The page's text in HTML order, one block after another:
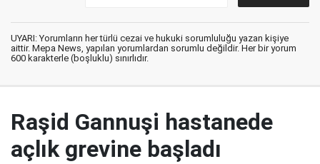
UYARI: Yorumların her türlü cezai ve hukuki sorumluluğu yazan kişiye
aittir. Mepa News, yapılan yorumlardan sorumlu değildir. Her bir yorum
600 karakterle (boşluklu) sınırlıdır.
Raşid Gannuşi hastanede
açlık grevine başladı